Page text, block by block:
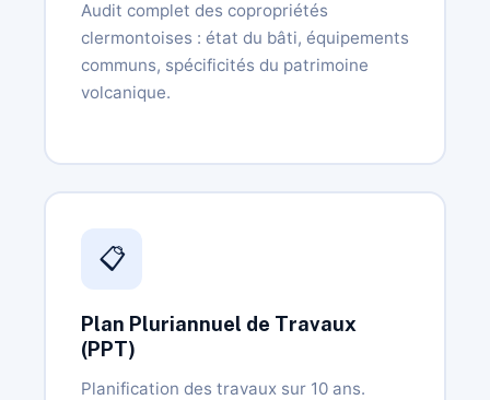
Audit complet des copropriétés
clermontoises : état du bâti, équipements
communs, spécificités du patrimoine
volcanique.
📋
Plan Pluriannuel de Travaux
(PPT)
Planification des travaux sur 10 ans.